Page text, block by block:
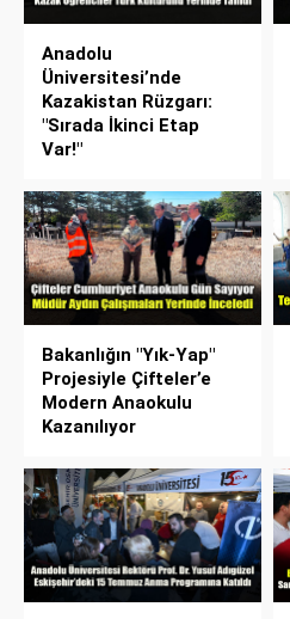
Anadolu
Üniversitesi’nde
Kazakistan Rüzgarı:
"Sırada İkinci Etap
Var!"
Bakanlığın "Yık-Yap"
Projesiyle Çifteler’e
Modern Anaokulu
Kazanılıyor